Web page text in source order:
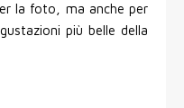
la foto, ma anche per
più belle della